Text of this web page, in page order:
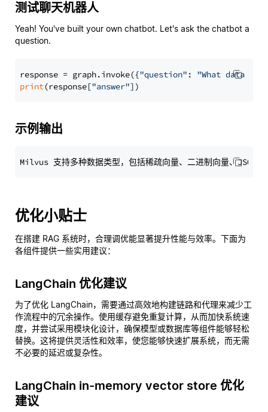
测试聊天机器人
Yeah! You've built your own chatbot. Let's ask the chatbot a
question.
response = graph.invoke({"question" : "What data
print(response["answer"
示例输出
优化小贴士
在搭建 RAG 系统时，合理调优能显著提升性能与效率。下面为
各组件提供一些实用建议：
LangChain 优化建议
为了优化 LangChain，需要通过高效地构建链路和代理来减少工
作流程中的冗余操作。使用缓存避免重复计算，从而加快系统速
度，并尝试采用模块化设计，确保模型或数据库等组件能够轻松
替换。这将提供灵活性和效率，使您能够快速扩展系统，而无需
不必要的延迟或复杂性。
LangChain in-memory vector store 优化
建议